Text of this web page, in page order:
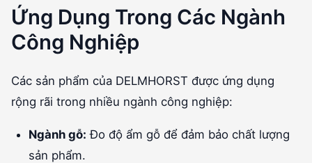
Ứng Dụng Trong Các Ngành
Công Nghiệp
Các sản phẩm của DELMHORST được ứng dụng
rộng rãi trong nhiều ngành công nghiệp:
Ngành gỗ: Đo độ ẩm gỗ để đảm bảo chất lượng
sản phẩm.